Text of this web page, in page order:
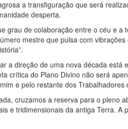
a transfiguração que será
desperta.
grau de colaboração entre o céu e
mestre que pulsa com
a direção de uma nova década
crítica do Plano Divino não será
e pelo restante dos Trabalhadores
cruzamos a reserva para o pleno
e tridimensionais da antiga Terra.